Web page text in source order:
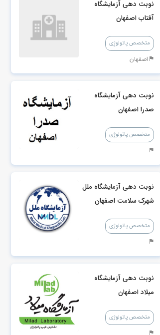
نوبت دهی آزمایشگاه
آفتاب اصفهان
متخصص پاتولوژِی
اصفهان
نوبت دهی آزمایشگاه
صدرا اصفهان
متخصص پاتولوژِی
نوبت دهی آزمایشگاه ملل
شهرک سلامت اصفهان
متخصص پاتولوژی
نوبت دهی آزمایشگاه
میلاد اصفهان
متخصص پاتولوژی